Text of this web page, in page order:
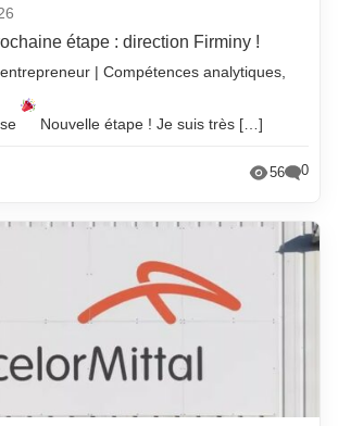
étape : direction Firminy !
| Compétences analytiques,
Nouvelle étape ! Je suis très […]
56 0